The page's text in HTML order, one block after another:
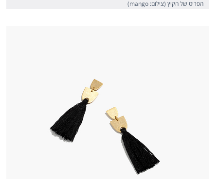
הפריט של הקיץ (צילום: mango)